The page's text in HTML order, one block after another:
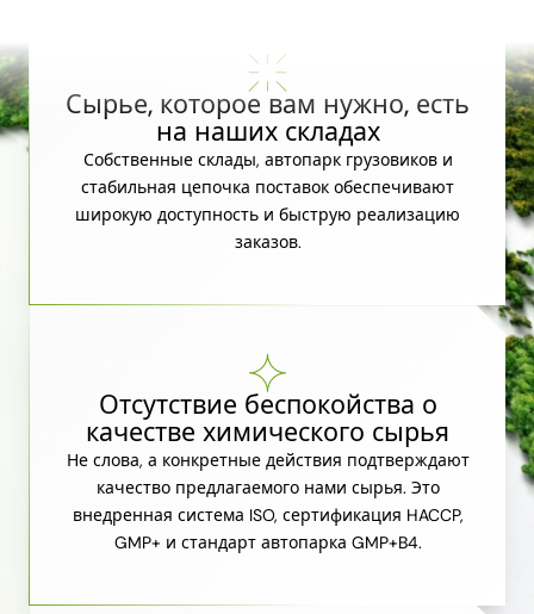
Сырье, которое вам нужно, есть
на наших складах
Собственные склады, автопарк грузовиков и
стабильная цепочка поставок обеспечивают
широкую доступность и быструю реализацию
заказов.
Отсутствие беспокойства о
качестве химического сырья
Не слова, а конкретные действия подтверждают
качество предлагаемого нами сырья. Это
внедренная система ISO, сертификация HACCP,
GMP+ и стандарт автопарка GMP+B4.